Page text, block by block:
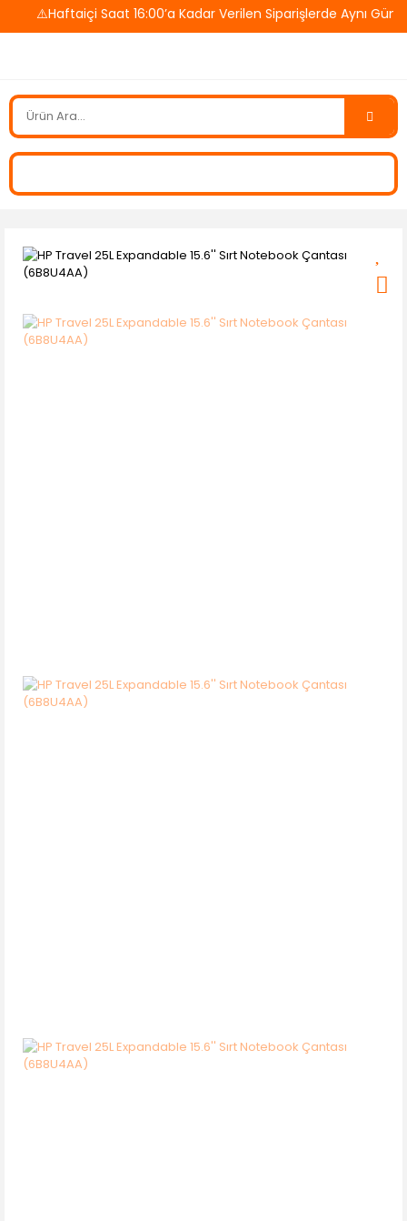
⚠️Haftaiçi Saat 16:00’a Kadar Verilen Siparişlerde Aynı Gün